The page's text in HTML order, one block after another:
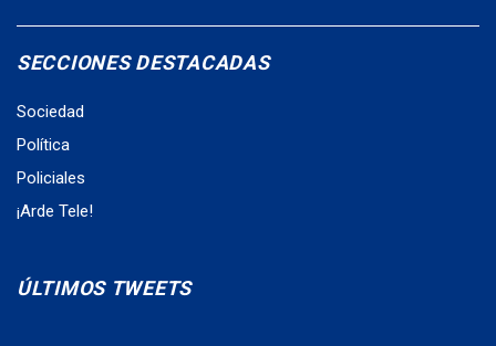
SECCIONES DESTACADAS
Sociedad
Política
Policiales
¡Arde Tele!
ÚLTIMOS TWEETS